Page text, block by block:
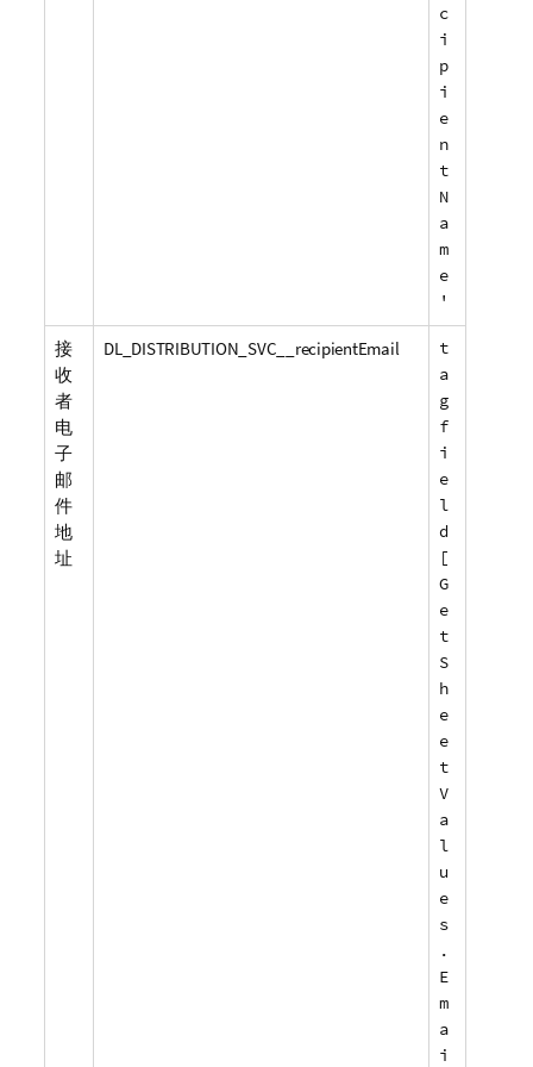
c
i
p
i
e
n
t
N
a
m
e
'
接
收
者
电
子
邮
件
地
址
DL_DISTRIBUTION_SVC__recipientEmail
t
a
g
f
i
e
l
d
[
G
e
t
S
h
e
e
t
V
a
l
u
e
s
.
E
m
a
i